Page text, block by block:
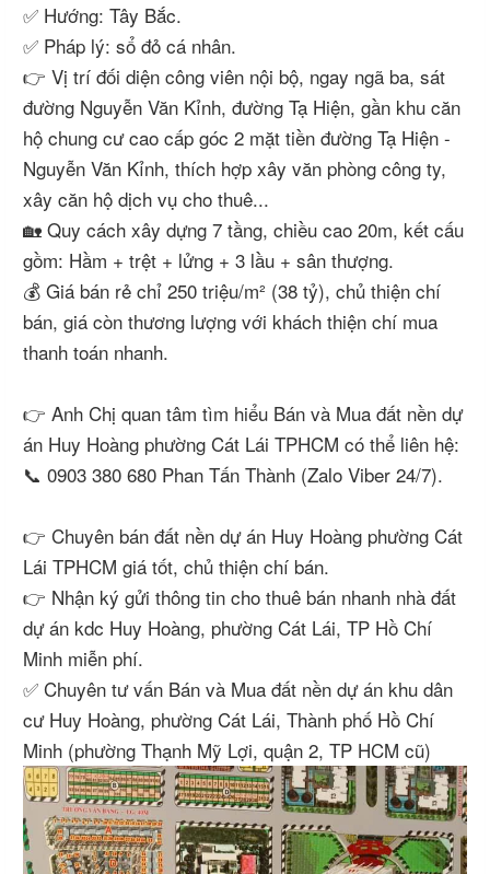
✅ Hướng: Tây Bắc.
✅ Pháp lý: sổ đỏ cá nhân.
👉 Vị trí đối diện công viên nội bộ, ngay ngã ba, sát
đường Nguyễn Văn Kỉnh, đường Tạ Hiện, gần khu căn
hộ chung cư cao cấp góc 2 mặt tiền đường Tạ Hiện -
Nguyễn Văn Kỉnh, thích hợp xây văn phòng công ty,
xây căn hộ dịch vụ cho thuê...
🏡 Quy cách xây dựng 7 tầng, chiều cao 20m, kết cấu
gồm: Hầm + trệt + lửng + 3 lầu + sân thượng.
💰 Giá bán rẻ chỉ 250 triệu/m² (38 tỷ), chủ thiện chí
bán, giá còn thương lượng với khách thiện chí mua
thanh toán nhanh.
👉 Anh Chị quan tâm tìm hiểu Bán và Mua đất nền dự
án Huy Hoàng phường Cát Lái TPHCM có thể liên hệ:
📞 0903 380 680 Phan Tấn Thành (Zalo Viber 24/7).
👉 Chuyên bán đất nền dự án Huy Hoàng phường Cát
Lái TPHCM giá tốt, chủ thiện chí bán.
👉 Nhận ký gửi thông tin cho thuê bán nhanh nhà đất
dự án kdc Huy Hoàng, phường Cát Lái, TP Hồ Chí
Minh miễn phí.
✅ Chuyên tư vấn Bán và Mua đất nền dự án khu dân
cư Huy Hoàng, phường Cát Lái, Thành phố Hồ Chí
Minh (phường Thạnh Mỹ Lợi, quận 2, TP HCM cũ)